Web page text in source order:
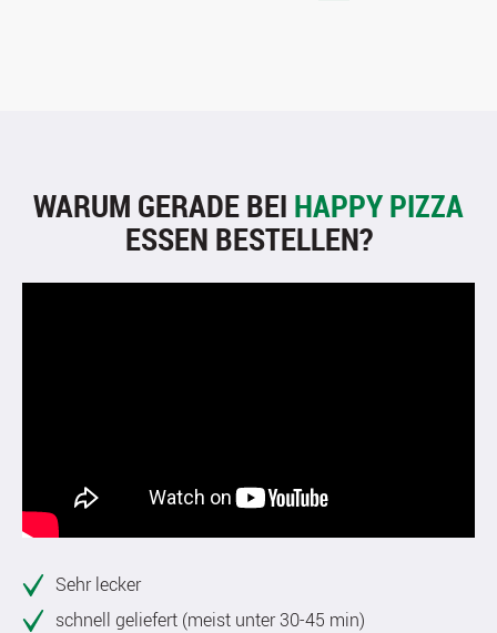
WARUM GERADE BEI HAPPY PIZZA
ESSEN BESTELLEN?
Sehr lecker
schnell geliefert (meist unter 30-45 min)